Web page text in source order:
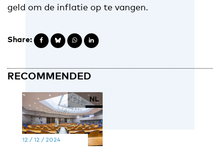
geld om de inflatie op te vangen.
Share:
RECOMMENDED
EN NL
12 / 12 / 2024